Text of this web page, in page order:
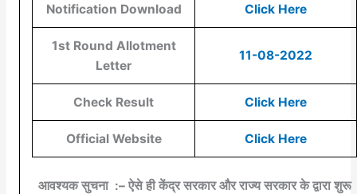
Notification Download Click Here
1st Round Allotment
Letter
11-08-2022
Check Result Click Here
Official Website Click Here
आवश्यक सुचना :– ऐसे ही केंद्र सरकार और राज्य सरकार के द्वारा शुरू